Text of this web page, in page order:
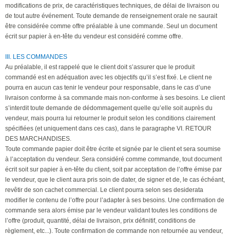
modifications de prix, de caractéristiques techniques, de délai de livraison ou
de tout autre événement. Toute demande de renseignement orale ne saurait
être considérée comme offre préalable à une commande. Seul un document
écrit sur papier à en-tête du vendeur est considéré comme offre.
III. LES COMMANDES
Au préalable, il est rappelé que le client doit s’assurer que le produit
commandé est en adéquation avec les objectifs qu’il s’est fixé. Le client ne
pourra en aucun cas tenir le vendeur pour responsable, dans le cas d’une
livraison conforme à sa commande mais non-conforme à ses besoins. Le client
s’interdit toute demande de dédommagement quelle qu’elle soit auprès du
vendeur, mais pourra lui retourner le produit selon les conditions clairement
spécifiées (et uniquement dans ces cas), dans le paragraphe VI. RETOUR
DES MARCHANDISES.
Toute commande papier doit être écrite et signée par le client et sera soumise
à l’acceptation du vendeur. Sera considéré comme commande, tout document
écrit soit sur papier à en-tête du client, soit par acceptation de l’offre émise par
le vendeur, que le client aura pris soin de dater, de signer et de, le cas échéant,
revêtir de son cachet commercial. Le client pourra selon ses desiderata
modifier le contenu de l’offre pour l’adapter à ses besoins. Une confirmation de
commande sera alors émise par le vendeur validant toutes les conditions de
l’offre (produit, quantité, délai de livraison, prix définitif, conditions de
règlement, etc...). Toute confirmation de commande non retournée au vendeur,